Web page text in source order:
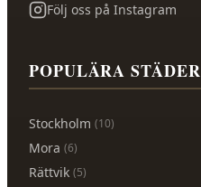
Följ oss på Instagram
POPULÄRA STÄDER
Stockholm (10)
Mora (6)
Rättvik (5)